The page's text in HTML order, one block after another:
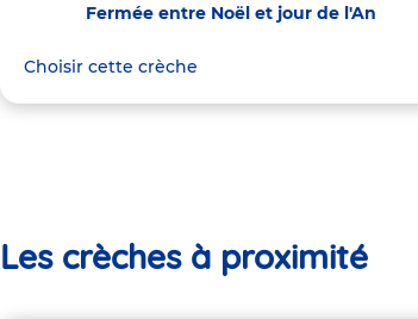
Fermée entre Noël et jour de l'An
Choisir cette crèche
Les crèches à proximité